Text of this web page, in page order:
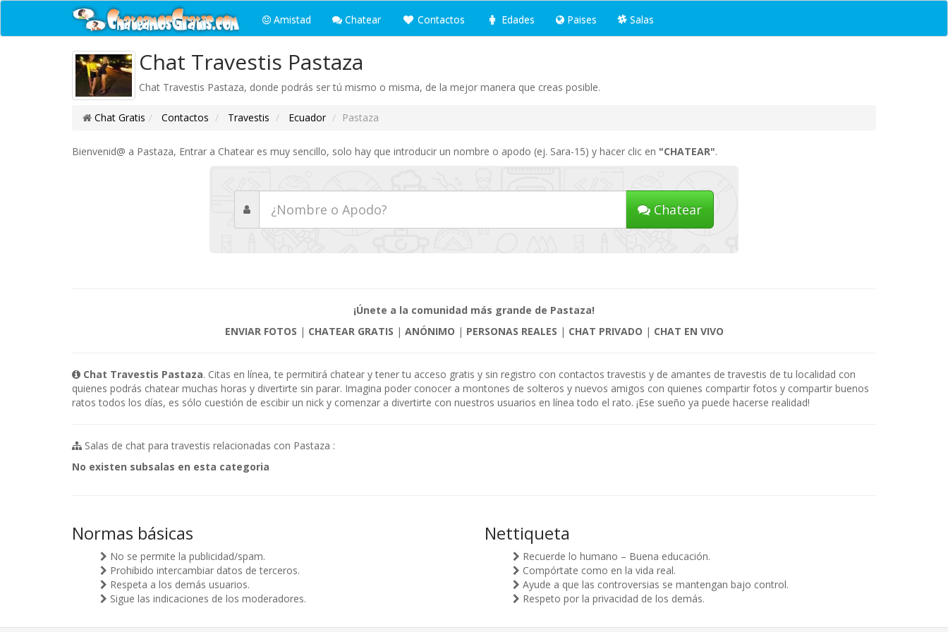
Amistad Chatear Contactos Edades Paises Salas
Chat Travestis Pastaza
Chat Travestis Pastaza, donde podrás ser tú mismo o misma, de la mejor manera que creas posible.
Chat Gratis Contactos Travestis Ecuador Pastaza
Bienvenid@ a Pastaza, Entrar a Chatear es muy sencillo, solo hay que introducir un nombre o apodo (ej. Sara-15) y hacer clic en "CHATEAR".
Chatear
¡Únete a la comunidad más grande de Pastaza!
ENVIAR FOTOS | CHATEAR GRATIS | ANÓNIMO | PERSONAS REALES | CHAT PRIVADO | CHAT EN VIVO
Chat Travestis Pastaza. Citas en línea, te permitirá chatear y tener tu acceso gratis y sin registro con contactos travestis y de amantes de travestis de tu localidad con
quienes podrás chatear muchas horas y divertirte sin parar. Imagina poder conocer a montones de solteros y nuevos amigos con quienes compartir fotos y compartir buenos
ratos todos los días, es sólo cuestión de escibir un nick y comenzar a divertirte con nuestros usuarios en línea todo el rato. ¡Ese sueño ya puede hacerse realidad!
Salas de chat para travestis relacionadas con Pastaza :
No existen subsalas en esta categoria
Normas básicas
No se permite la publicidad/spam.
Prohibido intercambiar datos de terceros.
Respeta a los demás usuarios.
Sigue las indicaciones de los moderadores.
Nettiqueta
Recuerde lo humano – Buena educación.
Compórtate como en la vida real.
Ayude a que las controversias se mantengan bajo control.
Respeto por la privacidad de los demás.